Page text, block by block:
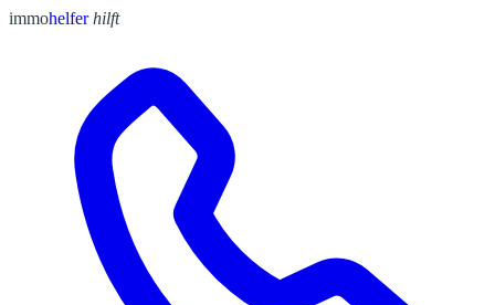
immohelfer hilft